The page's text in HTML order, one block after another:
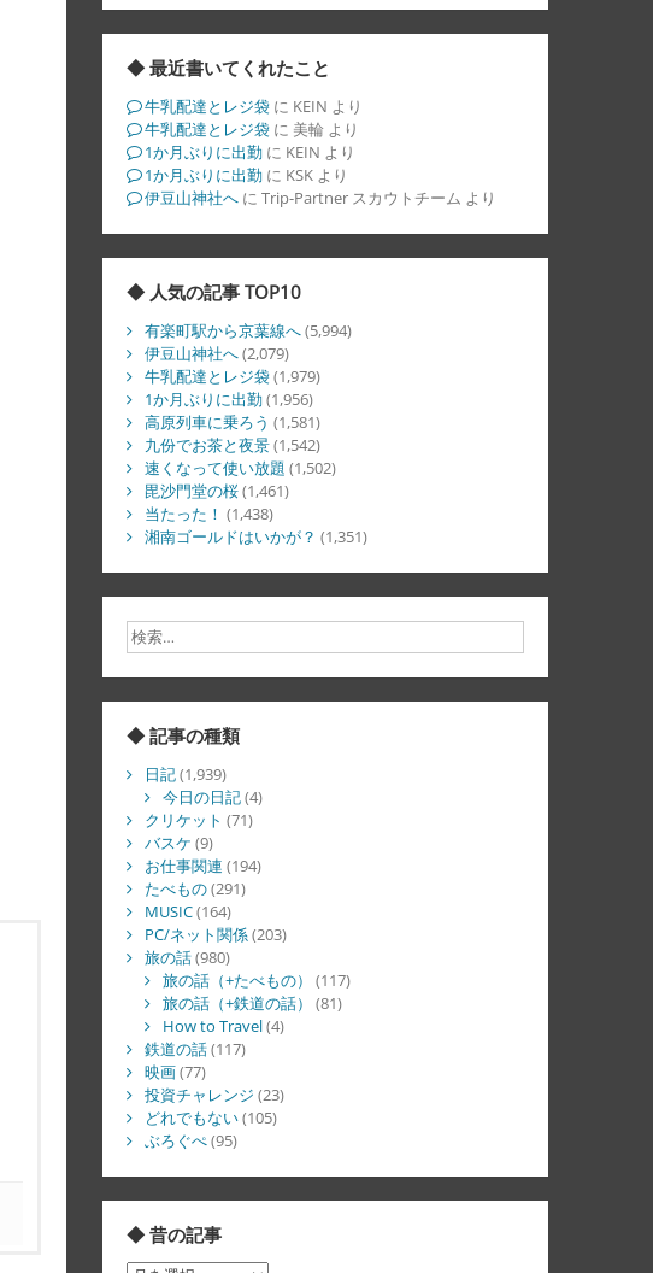
◆ 最近書いてくれたこと
牛乳配達とレジ袋に KEIN より
牛乳配達とレジ袋に 美輪より
1か月ぶりに出勤に KEIN より
1か月ぶりに出勤に KSKより
伊豆山神社へに Trip-Partner スカウトチーム より
◆ 人気の記事 TOP10
有楽町駅から京葉線へ(5,994)
伊豆山神社へ(2,079)
牛乳配達とレジ袋(1,979)
1か月ぶりに出勤(1,956)
高原列車に乗ろう (1,581)
九份でお茶と夜景(1,542)
速くなって使い放題 (1,502)
毘沙門堂の桜(1,461)
当たった！ (1,438)
湘南ゴールドはいかが？ (1,351)
◆ 記事の種類
日記(1,939)
今日の日記(4)
クリケット (71)
バスケ (9)
お仕事関連 (194)
たべもの(291)
MUSIC(164)
PC/ネット関係(203)
旅の話(980)
旅の話（+たべもの）
(117)
旅の話（+鉄道の話）
(81)
How to Travel(4)
鉄道の話(117)
映画(77)
投資チャレンジ (23)
どれでもない(105)
ぶろぐぺ(95)
◆ 昔の記事